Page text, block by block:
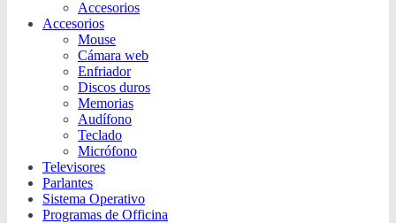
Accesorios
Accesorios
Mouse
Cámara web
Enfriador
Discos duros
Memorias
Audífono
Teclado
Micrófono
Televisores
Parlantes
Sistema Operativo
Programas de Officina